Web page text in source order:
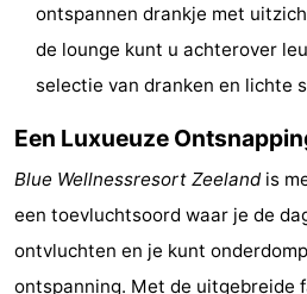
Zwembaden
Wandelen
-
Paardrijden
-
Golfbanen
Eten
ontspannen drankje met
de lounge kunt u achterover
selectie van dranken en lichte
Een Luxueuze
Blue Wellnessresort Zeelandis
een toevluchtsoord waar je de
ontvluchten en je kunt
ontspanning. Met de uitgebreide